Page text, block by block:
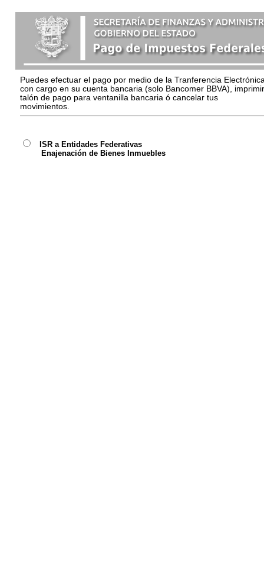
Puedes efectuar el pago por medio de la Tranferencia
con cargo en su cuenta bancaria (solo Bancomer BBVA), imprimir
talón de pago para ventanilla bancaria ó cancelar tus
movimientos.
ISR a Entidades Federativas
Enajenación de Bienes Inmuebles